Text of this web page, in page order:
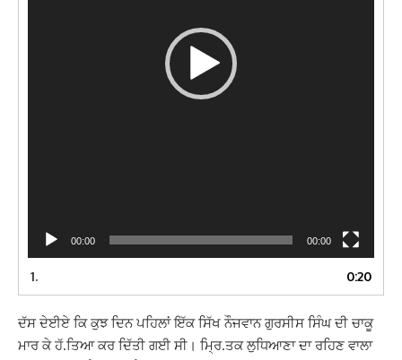
00:00 00:00
1. 0:20
ਦੱਸ ਦੇਈਏ ਕਿ ਕੁਝ ਦਿਨ ਪਹਿਲਾਂ ਇੱਕ ਸਿੱਖ ਨੌਜਵਾਨ ਗੁਰਸੀਸ ਸਿੰਘ ਦੀ ਚਾਕੂ
ਮਾਰ ਕੇ ਹੱ.ਤਿਆ ਕਰ ਦਿੱਤੀ ਗਈ ਸੀ। ਮ੍ਰਿ.ਤਕ ਲੁਧਿਆਣਾ ਦਾ ਰਹਿਣ ਵਾਲਾ